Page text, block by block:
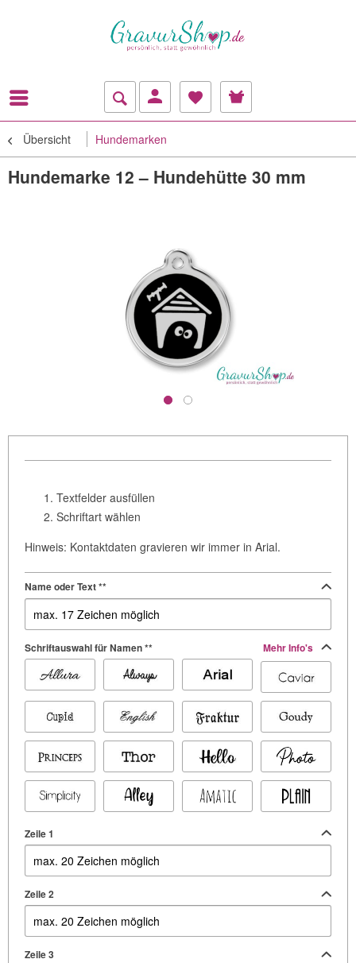
Übersicht Hundemarken
Hundemarke 12 – Hundehütte 30 mm
Textfelder ausfüllen
Schriftart wählen
Hinweis: Kontaktdaten gravieren wir immer in Arial.
Name oder Text **
Schriftauswahl für Namen ** Mehr Info's
Zeile 1
Zeile 2
Zeile 3